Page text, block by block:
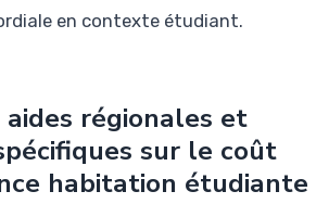
en contexte étudiant.
régionales et
sur le coût
habitation étudiante